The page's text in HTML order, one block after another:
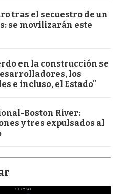
tras el secuestro de un
se movilizarán este
en la construcción se
los
e incluso, el Estado"
Boston River:
y tres expulsados al